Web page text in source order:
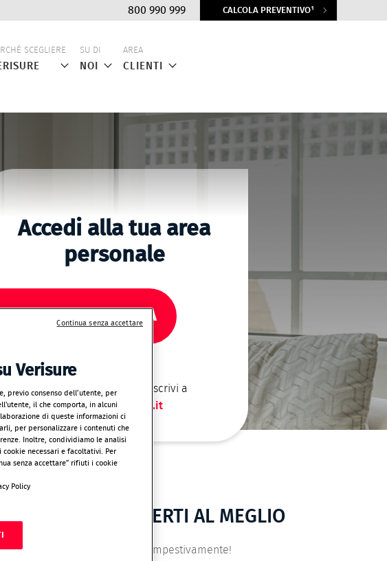
Top
menu
800 990 999 CALCOLA PREVENTIVO¹
SCEGLIERE
NOI
SU DI
CLIENTI
AREA
Accedi alla tua area
personale
ALLA TUA AREA
oppure per assistenza, scrivi a
cliente@verisure.it
PER PROTEGGERTI AL MEGLIO
Operativa potrà intervenire tempestivamente!
Verisure
previo consenso dell’utente, per
il che comporta, in alcuni
di queste informazioni ci
per personalizzare i contenuti che
Inoltre, condividiamo le analisi
cookie necessari e facoltativi. Per
senza accettare” rifiuti i cookie
Policy
Continua senza accettare